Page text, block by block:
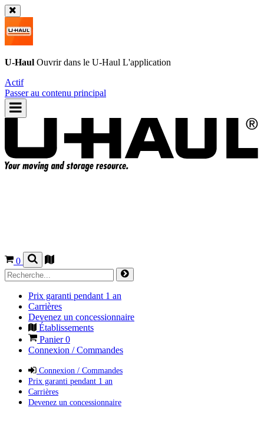
U-Haul Ouvrir dans le U-Haul L'application
Actif
Passer au contenu principal
0
Prix garanti pendant 1 an
Carrières
Devenez un concessionnaire
Établissements
Panier0
Connexion / Commandes
Connexion / Commandes
Prix garanti pendant 1 an
Carrières
Devenez un concessionnaire